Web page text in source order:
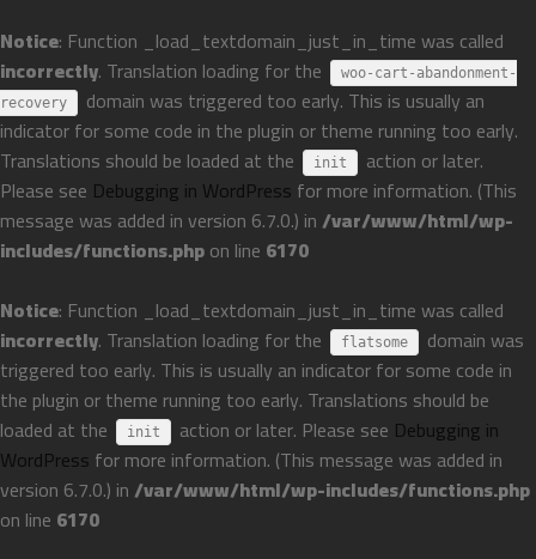
Notice: Function _load_textdomain_just_in_time was called
incorrectly. Translation loading for the
woo-cart-abandonment-
recovery
domain was triggered too early. This is usually an
indicator for some code in the plugin or theme running too early.
Translations should be loaded at the
init
action or later.
Please see Debugging in WordPress for more information. (This
message was added in version 6.7.0.) in/var/www/html/wp-
includes/functions.phpon line 6170
Notice: Function _load_textdomain_just_in_time was called
incorrectly. Translation loading for the flatsome
domain was
triggered too early. This is usually an indicator for some code in
the plugin or theme running too early. Translations should be
loaded at the
init action or later. Please see Debugging in
WordPress for more information. (This message was added in
version 6.7.0.) in/var/www/html/wp-includes/functions.php
on line 6170